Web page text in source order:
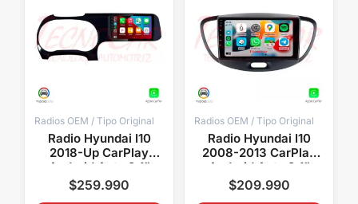
Radios OEM / Tipo Original
Radio Hyundai I10
2018-Up CarPlay
Android Auto 9.1”
Pantalla OEM Android
15 Bluetooth GPS
$259.990
Radios OEM / Tipo Original
Radio Hyundai I10
2008-2013 CarPlay
Android Auto 9.1”
Pantalla OEM Android
15 Bluetooth GPS
$209.990